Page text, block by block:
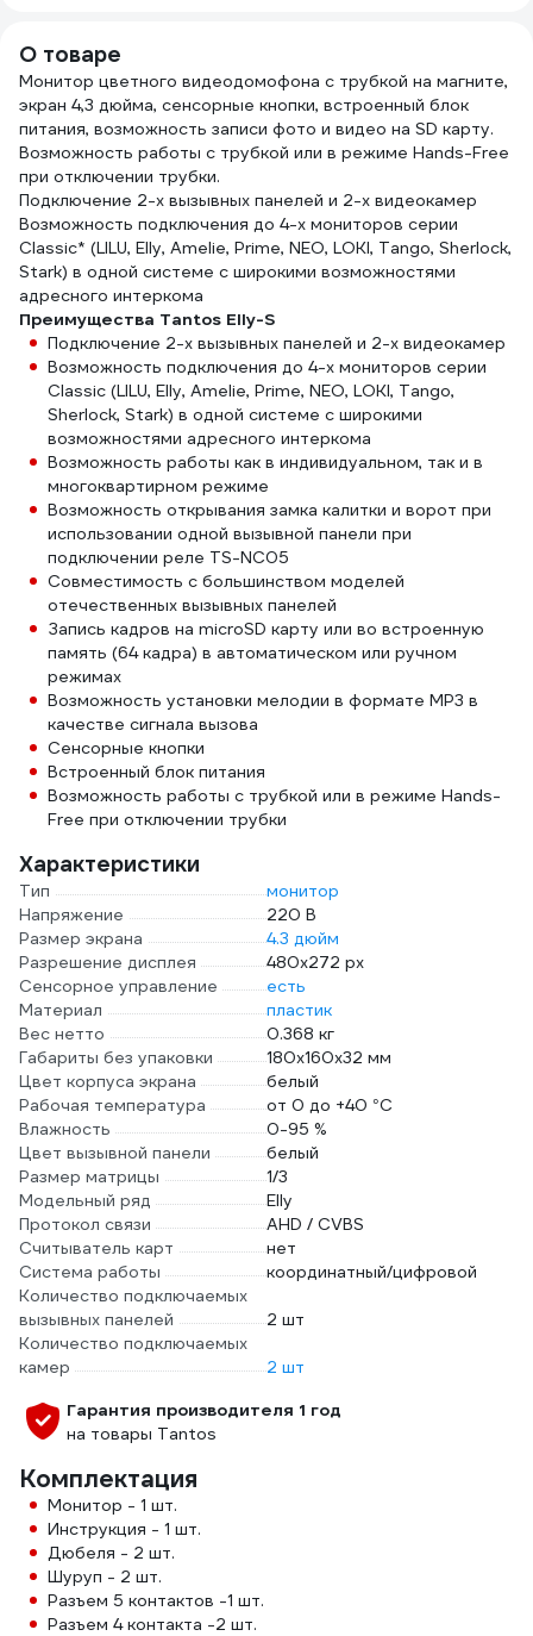
О товаре
Монитор цветного видеодомофона с трубкой на магните,
экран 4,3 дюйма, сенсорные кнопки, встроенный блок
питания, возможность записи фото и видео на SD карту.
Возможность работы с трубкой или в режиме Hands-Free
при отключении трубки.
Подключение 2-х вызывных панелей и 2-х видеокамер
Возможность подключения до 4-х мониторов серии
Classic* (LILU, Elly, Amelie, Prime, NEO, LOKI, Tango, Sherlock,
Stark) в одной системе с широкими возможностями
адресного интеркома
Преимущества Tantos Elly-S
Подключение 2-х вызывных панелей и 2-х видеокамер
Возможность подключения до 4-х мониторов серии
Classic (LILU, Elly, Amelie, Prime, NEO, LOKI, Tango,
Sherlock, Stark) в одной системе с широкими
возможностями адресного интеркома
Возможность работы как в индивидуальном, так и в
многоквартирном режиме
Возможность открывания замка калитки и ворот при
использовании одной вызывной панели при
подключении реле TS-NC05
Совместимость с большинством моделей
отечественных вызывных панелей
Запись кадров на microSD карту или во встроенную
память (64 кадра) в автоматическом или ручном
режимах
Возможность установки мелодии в формате MP3 в
качестве сигнала вызова
Сенсорные кнопки
Встроенный блок питания
Возможность работы с трубкой или в режиме Hands-
Free при отключении трубки
Характеристики
Тип
монитор
Напряжение
220 В
Размер экрана
4.3 дюйм
Разрешение дисплея
480х272 px
Сенсорное управление
есть
Материал
пластик
Вес нетто
0.368 кг
Габариты без упаковки
180х160х32 мм
Цвет корпуса экрана
белый
Рабочая температура
от 0 до +40 °С
Влажность
0-95 %
Цвет вызывной панели
белый
Размер матрицы
1/3
Модельный ряд
Elly
Протокол связи
AHD / CVBS
Считыватель карт
нет
Система работы
координатный/цифровой
Количество подключаемых
вызывных панелей
2 шт
Количество подключаемых
камер
2 шт
Гарантия производителя 1 год
на товары Tantos
Комплектация
Монитор - 1 шт.
Инструкция - 1 шт.
Дюбеля - 2 шт.
Шуруп - 2 шт.
Разъем 5 контактов -1 шт.
Разъем 4 контакта -2 шт.